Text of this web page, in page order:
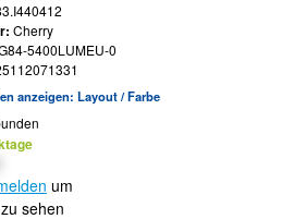
Cherry
5400LUMEU-0
anzeigen: Layout / Farbe
um
sehen